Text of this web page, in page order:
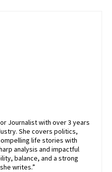
Journalist with over 3 years
She covers politics,
life stories with
analysis and impactful
balance, and a strong
writes.”